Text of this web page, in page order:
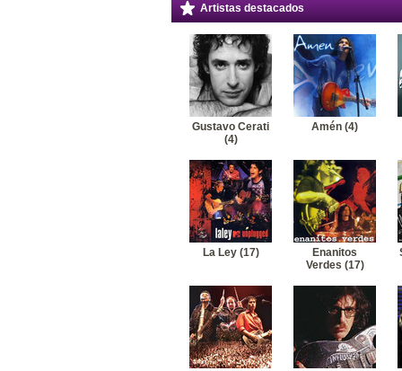
17
Hombres G-Un par de palabras
18
Hombres G-La carretera
19
Hombres G-Te vi
20
Hombres G-La primavera
Artistas destacados
Gustavo Cerati
(4)
Amén (4)
La Ley (17)
Enanitos
Verdes (17)